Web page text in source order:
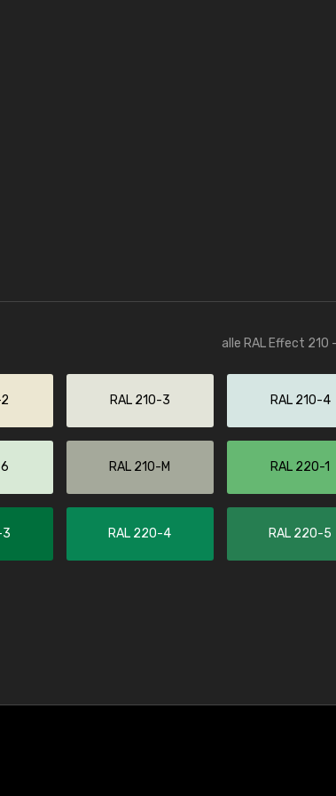
alle RAL Effect 210
RAL 210-3 RAL 210-4
RAL 210-M RAL 220-1
3 RAL 220-4 RAL 220-5